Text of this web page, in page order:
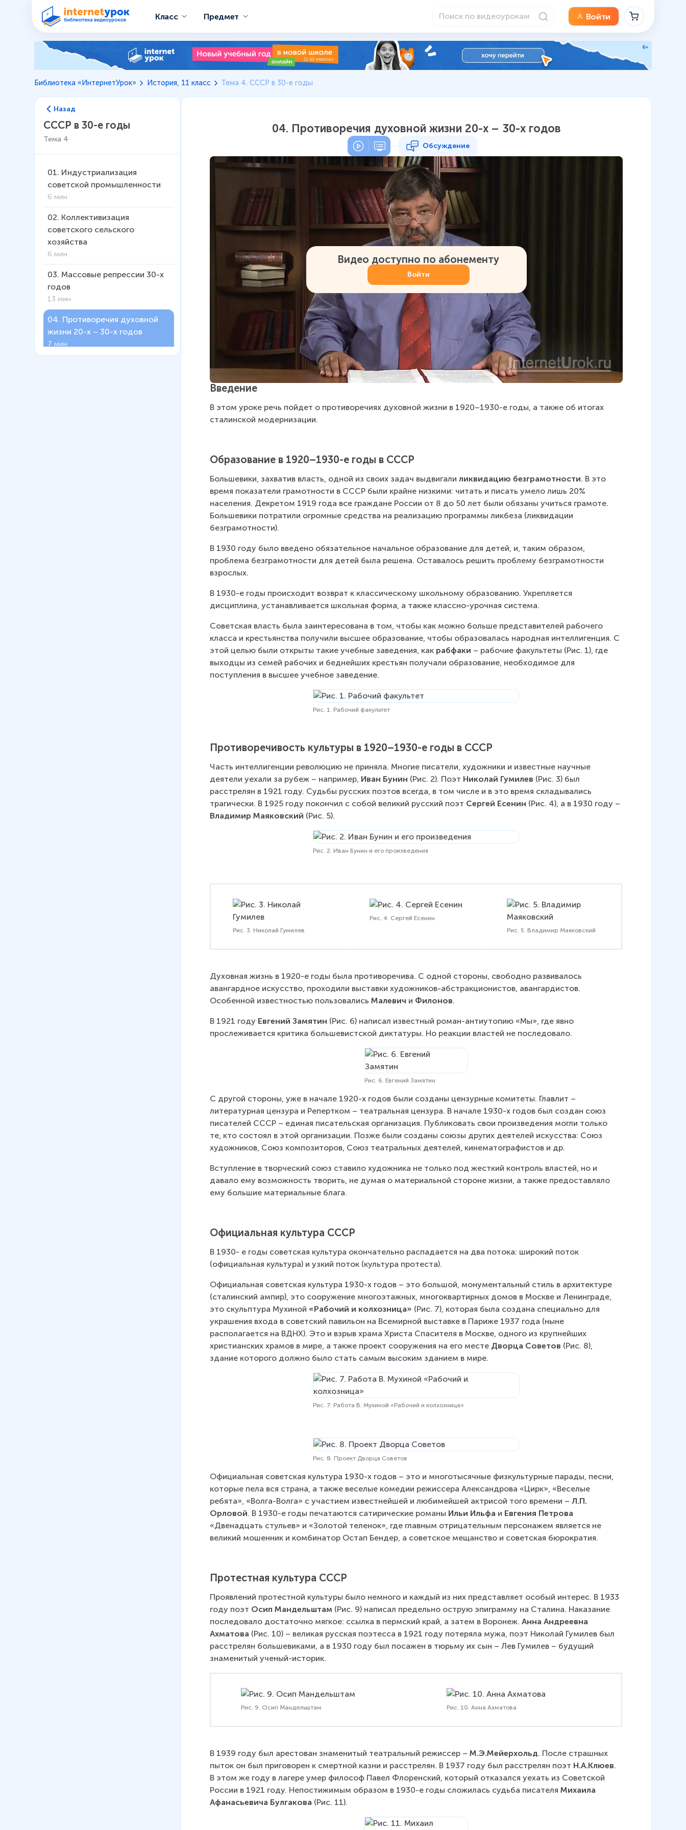
Класс Предмет Войти
Библиотека «ИнтернетУрок» История, 11 класс Тема 4. СССР в 30-е годы
Назад
СССР в 30-е годы
Тема 4
01. Индустриализация
советской промышленности
6 мин
02. Коллективизация
советского сельского
хозяйства
6 мин
03. Массовые репрессии 30-х
годов
13 мин
04. Противоречия духовной
жизни 20-х – 30-х годов
7 мин
04. Противоречия духовной жизни 20-х – 30-х годов
Обсуждение
Видео доступно по абонементу
Войти
Введение
В этом уроке речь пойдет о противоречиях духовной жизни в 1920–1930-е годы, а также об итогах
сталинской модернизации.
Образование в 1920–1930-е годы в СССР
Большевики, захватив власть, одной из своих задач выдвигали ликвидацию безграмотности. В это
время показатели грамотности в СССР были крайне низкими: читать и писать умело лишь 20%
населения. Декретом 1919 года все граждане России от 8 до 50 лет были обязаны учиться грамоте.
Большевики потратили огромные средства на реализацию программы ликбеза (ликвидации
безграмотности).
В 1930 году было введено обязательное начальное образование для детей, и, таким образом,
проблема безграмотности для детей была решена. Оставалось решить проблему безграмотности
взрослых.
В 1930-е годы происходит возврат к классическому школьному образованию. Укрепляется
дисциплина, устанавливается школьная форма, а также классно-урочная система.
Советская власть была заинтересована в том, чтобы как можно больше представителей рабочего
класса и крестьянства получили высшее образование, чтобы образовалась народная интеллигенция. С
этой целью были открыты такие учебные заведения, как рабфаки – рабочие факультеты (Рис. 1), где
выходцы из семей рабочих и беднейших крестьян получали образование, необходимое для
поступления в высшее учебное заведение.
Рис. 1. Рабочий факультет
Противоречивость культуры в 1920–1930-е годы в СССР
Часть интеллигенции революцию не приняла. Многие писатели, художники и известные научные
деятели уехали за рубеж – например, Иван Бунин (Рис. 2). Поэт Николай Гумилев (Рис. 3) был
расстрелян в 1921 году. Судьбы русских поэтов всегда, в том числе и в это время складывались
трагически. В 1925 году покончил с собой великий русский поэт Сергей Есенин (Рис. 4), а в 1930 году –
Владимир Маяковский (Рис. 5).
Рис. 2. Иван Бунин и его произведения
Рис. 3. Николай Гумилев
Рис. 4. Сергей Есенин
Рис. 5. Владимир Маяковский
Духовная жизнь в 1920-е годы была противоречива. С одной стороны, свободно развивалось
авангардное искусство, проходили выставки художников-абстракционистов, авангардистов.
Особенной известностью пользовались Малевич и Филонов.
В 1921 году Евгений Замятин (Рис. 6) написал известный роман-антиутопию «Мы», где явно
прослеживается критика большевистской диктатуры. Но реакции властей не последовало.
Рис. 6. Евгений Замятин
С другой стороны, уже в начале 1920-х годов были созданы цензурные комитеты. Главлит –
литературная цензура и Репертком – театральная цензура. В начале 1930-х годов был создан союз
писателей СССР – единая писательская организация. Публиковать свои произведения могли только
те, кто состоял в этой организации. Позже были созданы союзы других деятелей искусства: Союз
художников, Союз композиторов, Союз театральных деятелей, кинематографистов и др.
Вступление в творческий союз ставило художника не только под жесткий контроль властей, но и
давало ему возможность творить, не думая о материальной стороне жизни, а также предоставляло
ему большие материальные блага.
Официальная культура СССР
В 1930- е годы советская культура окончательно распадается на два потока: широкий поток
(официальная культура) и узкий поток (культура протеста).
Официальная советская культура 1930-х годов – это большой, монументальный стиль в архитектуре
(сталинский ампир), это сооружение многоэтажных, многоквартирных домов в Москве и Ленинграде,
это скульптура Мухиной «Рабочий и колхозница» (Рис. 7), которая была создана специально для
украшения входа в советский павильон на Всемирной выставке в Париже 1937 года (ныне
располагается на ВДНХ). Это и взрыв храма Христа Спасителя в Москве, одного из крупнейших
христианских храмов в мире, а также проект сооружения на его месте Дворца Советов (Рис. 8),
здание которого должно было стать самым высоким зданием в мире.
Рис. 7. Работа В. Мухиной «Рабочий и колхозница»
Рис. 8. Проект Дворца Советов
Официальная советская культура 1930-х годов – это и многотысячные физкультурные парады, песни,
которые пела вся страна, а также веселые комедии режиссера Александрова «Цирк», «Веселые
ребята», «Волга-Волга» с участием известнейшей и любимейшей актрисой того времени – Л.П.
Орловой. В 1930-е годы печатаются сатирические романы Ильи Ильфа и Евгения Петрова
«Двенадцать стульев» и «Золотой теленок», где главным отрицательным персонажем является не
великий мошенник и комбинатор Остап Бендер, а советское мещанство и советская бюрократия.
Протестная культура СССР
Проявлений протестной культуры было немного и каждый из них представляет особый интерес. В 1933
году поэт Осип Мандельштам (Рис. 9) написал предельно острую эпиграмму на Сталина. Наказание
последовало достаточно мягкое: ссылка в пермский край, а затем в Воронеж. Анна Андреевна
Ахматова (Рис. 10) – великая русская поэтесса в 1921 году потеряла мужа, поэт Николай Гумилев был
расстрелян большевиками, а в 1930 году был посажен в тюрьму их сын – Лев Гумилев – будущий
знаменитый ученый-историк.
Рис. 9. Осип Мандельштам Рис. 10. Анна Ахматова
В 1939 году был арестован знаменитый театральный режиссер – М.Э.Мейерхольд. После страшных
пыток он был приговорен к смертной казни и расстрелян. В 1937 году был расстрелян поэт Н.А.Клюев.
В этом же году в лагере умер философ Павел Флоренский, который отказался уехать из Советской
России в 1921 году. Непостижимым образом в 1930-е годы сложилась судьба писателя Михаила
Афанасьевича Булгакова (Рис. 11).